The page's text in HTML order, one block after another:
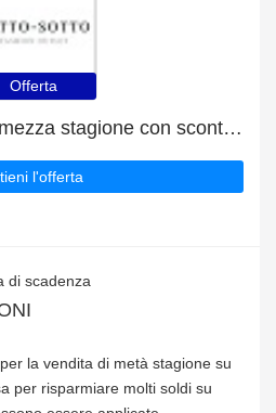
Offerta
Sottosotto offerte di mezza stagione con sconti fino al 7%
l'offerta
di scadenza
la vendita di metà stagione su
per risparmiare molti soldi su